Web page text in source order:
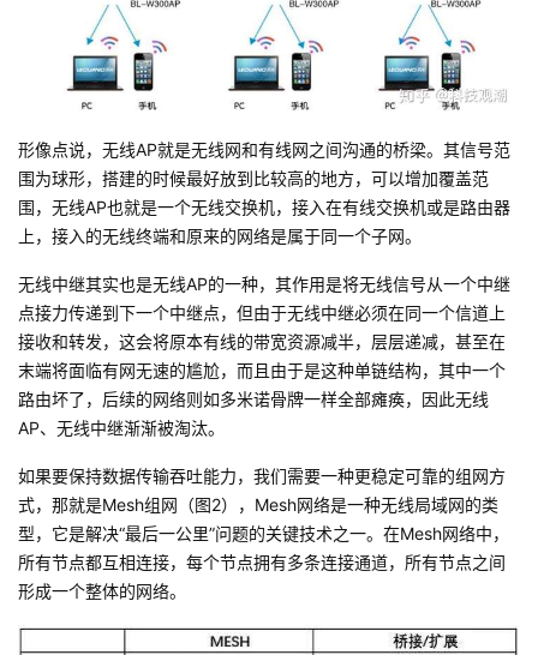
堂
我
的
课
程
我
的
认
我
的
验
我
收
藏
我
的
技
术
支
我
的
云
声
议
形像点说，无线AP就是无线网和有线网之间沟通的桥梁。其信号范
围为球形，搭建的时候最好放到比较高的地方，可以增加覆盖范
围，无线AP也就是一个无线交换机，接入在有线交换机或是路由器
上，接入的无线终端和原来的网络是属于同一个子网。
无线中继其实也是无线AP的一种，其作用是将无线信号从一个中继
点接力传递到下一个中继点，但由于无线中继必须在同一个信道上
接收和转发，这会将原本有线的带宽资源减半，层层递减，甚至在
末端将面临有网无速的尴尬，而且由于是这种单链结构，其中一个
路由坏了，后续的网络则如多米诺骨牌一样全部瘫痪，因此无线
AP、无线中继渐渐被淘汰。
如果要保持数据传输吞吐能力，我们需要一种更稳定可靠的组网方
式，那就是Mesh组网（图2），Mesh网络是一种无线局域网的类
型，它是解决“最后一公里”问题的关键技术之一。在Mesh网络中，
所有节点都互相连接，每个节点拥有多条连接通道，所有节点之间
形成一个整体的网络。